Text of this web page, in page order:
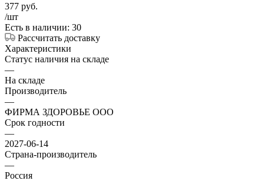
377 руб.
/шт
Есть в наличии: 30
Рассчитать доставку
Характеристики
Статус наличия на складе
—
На складе
Производитель
—
ФИРМА ЗДОРОВЬЕ ООО
Срок годности
—
2027-06-14
Страна-производитель
—
Россия